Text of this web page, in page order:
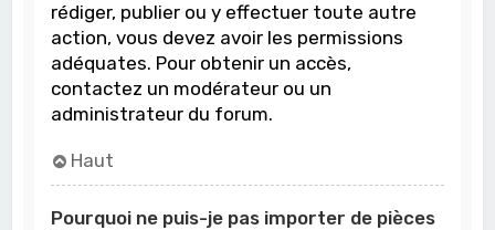
rédiger, publier ou y effectuer toute autre
action, vous devez avoir les permissions
adéquates. Pour obtenir un accès,
contactez un modérateur ou un
administrateur du forum.
Haut
Pourquoi ne puis-je pas importer de pièces